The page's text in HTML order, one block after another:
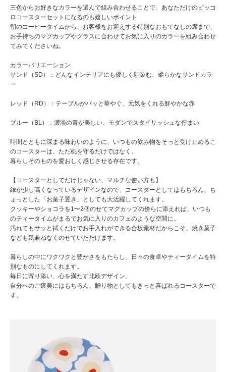
三色からお好きなカラーを選んで組み合わせることで、あなただけのピッコ
ロコースターセットになるのも嬉しいポイント
朝のコーヒータイムから、お客様をお迎えする特別なおもてなしの席まで、
お手持ちのマグカップやグラスに合わせてお気に入りのカラーを組み合わせ
てみてくださいね。
カラーバリエーション
サンド（SD）：どんなインテリアにも優しく馴染む、柔らかなサンドカラ
ー
レッド（RD）：テーブルがパッと華やぐ、元気をくれる鮮やかな赤
ブルー（BL）：濃淡の青が美しい、モダンでスタイリッシュな佇まい
時間とともに深まる味わいのように、いつもの飲み物をそっと受け止めるこ
のコースターは、ただ机を守るだけではなく、
暮らしそのものを愛おしく感じさせる存在です。
【コースターとしてだけじゃない、マルチな使い方も】
縁が少し高くなっているデザインなので、コースターとしてはもちろん、ち
ょっとした「お菓子置き」としても大活躍してくれます。
クッキーやショコラを1〜2個のせてマグカップの傍らに添えれば、いつも
のティータイムがまるでお気に入りのカフェのような空間に。
汚れてもサッと拭くだけでお手入れができる合板素材だからこそ、焼き菓子
なども気兼ねなくのせていただけます。
暮らしの中にワクワクと豊かさをもたらし、日々の食卓やティータイムを特
別なものにしてくれます。
毎日に寄り添い、心を満たす北欧デザイン。
自分へのご褒美にはもちろん、贈り物としてもきっと喜ばれるコースターで
す。